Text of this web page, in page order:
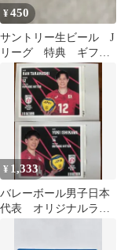
¥450
サントリー生ビール J
リーグ 特典 ギフト
用 紙袋2枚
¥ 1,333
バレーボール男子日本
代表 オリジナルラベ